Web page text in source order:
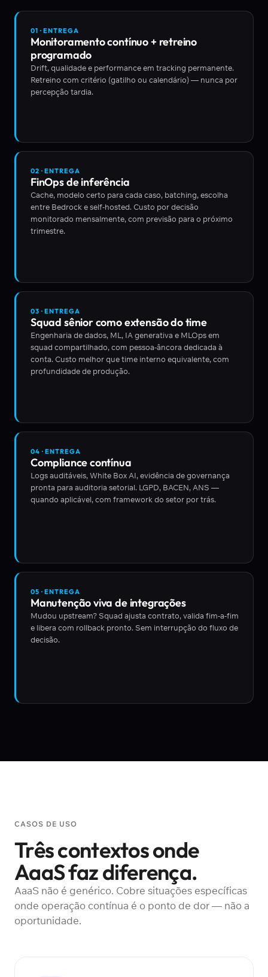
01 · ENTREGA
Monitoramento contínuo + retreino
programado
Drift, qualidade e performance em tracking permanente.
Retreino com critério (gatilho ou calendário) — nunca por
percepção tardia.
02 · ENTREGA
FinOps de inferência
Cache, modelo certo para cada caso, batching, escolha
entre Bedrock e self-hosted. Custo por decisão
monitorado mensalmente, com previsão para o próximo
trimestre.
03 · ENTREGA
Squad sênior como extensão do time
Engenharia de dados, ML, IA generativa e MLOps em
squad compartilhado, com pessoa-âncora dedicada à
conta. Custo melhor que time interno equivalente, com
profundidade de produção.
04 · ENTREGA
Compliance contínua
Logs auditáveis, White Box AI, evidência de governança
pronta para auditoria setorial. LGPD, BACEN, ANS —
quando aplicável, com framework do setor por trás.
05 · ENTREGA
Manutenção viva de integrações
Mudou upstream? Squad ajusta contrato, valida fim-a-fim
e libera com rollback pronto. Sem interrupção do fluxo de
decisão.
CASOS DE USO
Três contextos onde
AaaS faz diferença.
AaaS não é genérico. Cobre situações específicas
onde operação contínua é o ponto de dor — não a
oportunidade.